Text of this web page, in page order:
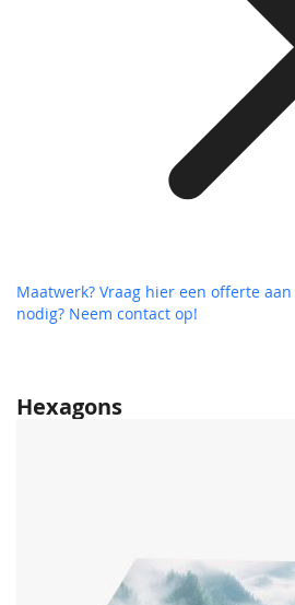
Hexagons
Maatwerk? Vraag hier een offerte aan
nodig? Neem contact op!